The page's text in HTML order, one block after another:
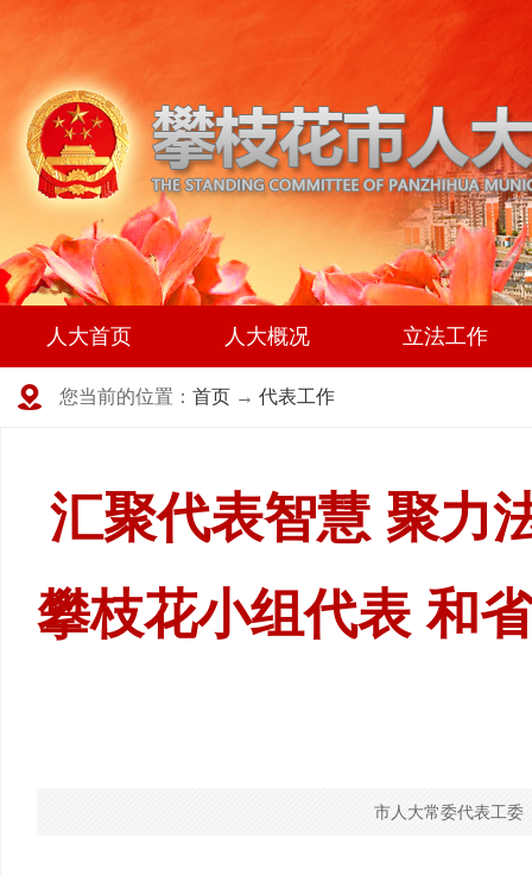
人大首页 人大概况 立法工作
您当前的位置： 首页 → 代表工作
汇聚代表智慧 聚力
攀枝花小组代表 和
市人大常委代表工委